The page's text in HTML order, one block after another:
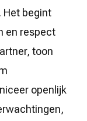
Het begint
en respect
toon
openlijk